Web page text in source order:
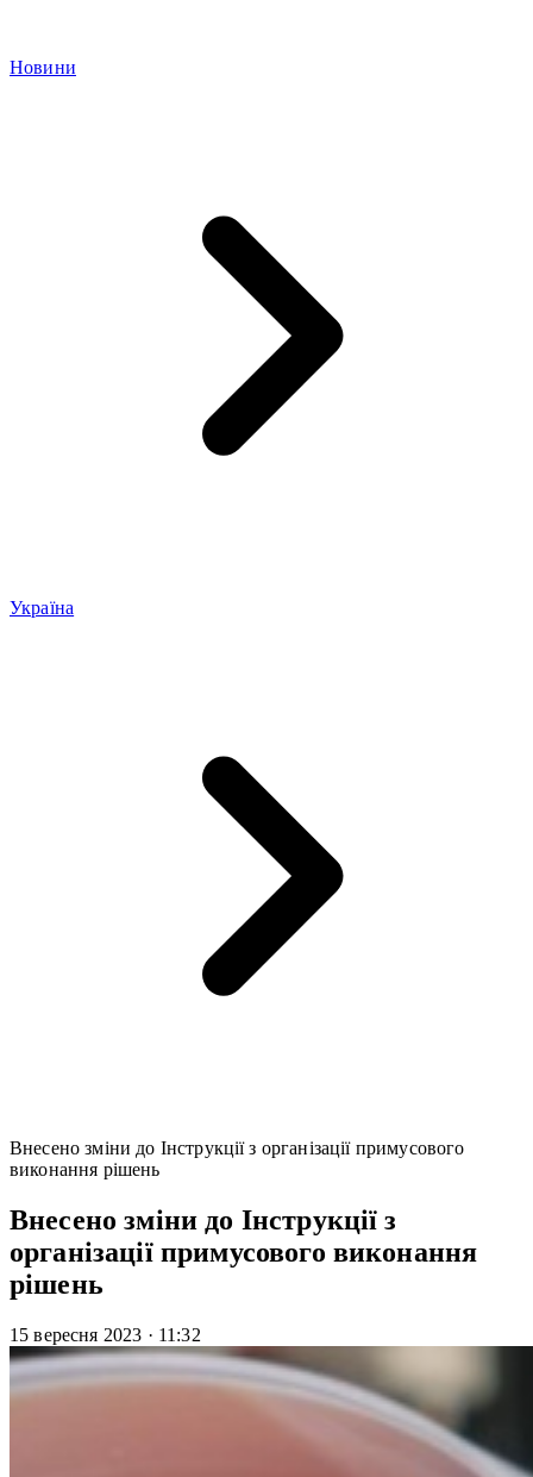
Новини
Україна
Внесено зміни до Інструкції з організації примусового
виконання рішень
Внесено зміни до Інструкції з
організації примусового виконання
рішень
15 вересня 2023 · 11:32